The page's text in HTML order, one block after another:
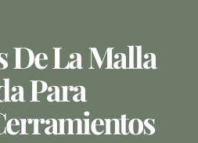
De La Malla
Para